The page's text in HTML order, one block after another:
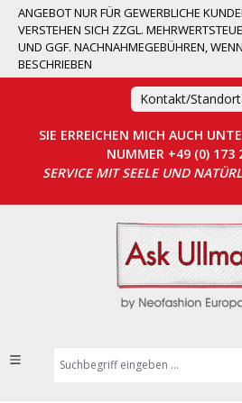
springen
ANGEBOT NUR FÜR GEWERBLICHE
VERSTEHEN SICH ZZGL.
UND GGF. NACHNAHMEGEBÜHREN,
BESCHRIEBEN
Kontakt/
SIE ERREICHEN MICH AUCH
NUMMER +49 (0) 173
SERVICE MIT SEELE UND
Suchbegriff eingeben ...